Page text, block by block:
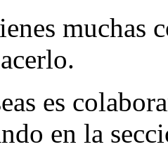
muchas
es
en la